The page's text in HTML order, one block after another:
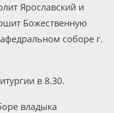
Ярославский и
Божественную
соборе г.
в 8.30.
владыка